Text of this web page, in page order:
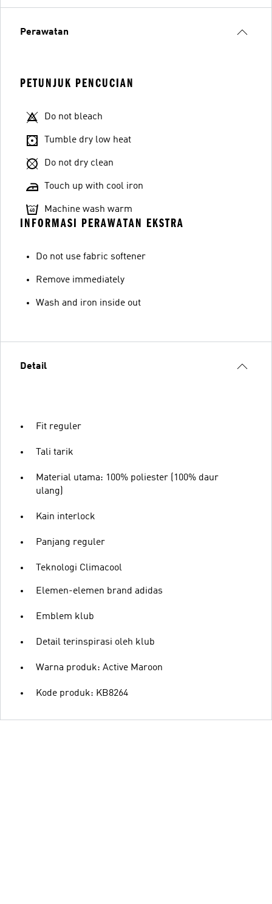
Perawatan
PETUNJUK PENCUCIAN
Do not bleach
Tumble dry low heat
Do not dry clean
Touch up with cool iron
Machine wash warm
INFORMASI PERAWATAN EKSTRA
Do not use fabric softener
Remove immediately
Wash and iron inside out
Detail
Fit reguler
Tali tarik
Material utama: 100% poliester (100% daur
ulang)
Kain interlock
Panjang reguler
Teknologi Climacool
Elemen-elemen brand adidas
Emblem klub
Detail terinspirasi oleh klub
Warna produk: Active Maroon
Kode produk: KB8264